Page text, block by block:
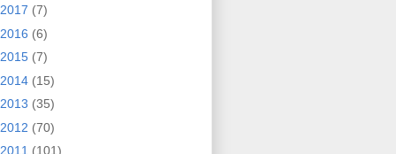
2017 (7)
2016 (6)
2015 (7)
2014 (15)
2013 (35)
2012 (70)
2011 (101)